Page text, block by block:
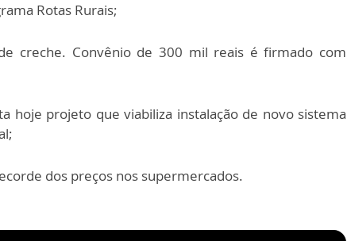
Rotas Rurais;
creche. Convênio de 300 mil reais é firmado com
hoje projeto que viabiliza instalação de novo sistema
dos preços nos supermercados.